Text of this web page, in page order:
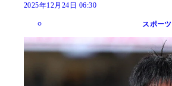
2025年12月24日 06:30
スポーツ